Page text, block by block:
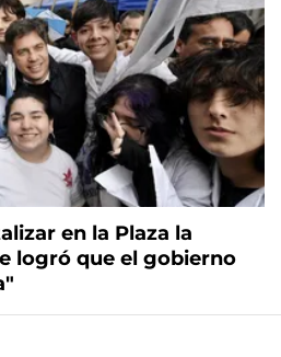
en la Plaza la
logró que el gobierno